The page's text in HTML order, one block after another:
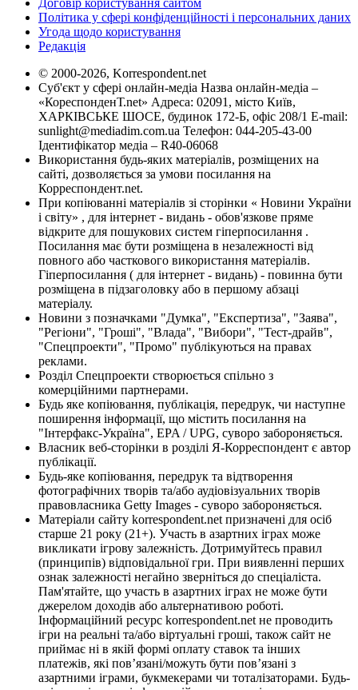
Політика у сфері конфіденційності і персональних даних
Угода щодо користування
Редакція
© 2000-2026, Korrespondent.net
Суб'єкт у сфері онлайн-медіа Назва онлайн-медіа –
«КореспонденТ.net» Адреса: 02091, місто Київ,
ХАРКІВСЬКЕ ШОСЕ, будинок 172-Б, офіс 208/1 E-mail:
sunlight@mediadim.com.ua Телефон: 044-205-43-00
Ідентифікатор медіа – R40-06068
Використання будь-яких матеріалів, розміщених на
сайті, дозволяється за умови посилання на
Корреспондент.net.
При копіюванні матеріалів зі сторінки « Новини України
і світу» , для інтернет - видань - обов'язкове пряме
відкрите для пошукових систем гіперпосилання .
Посилання має бути розміщена в незалежності від
повного або часткового використання матеріалів.
Гіперпосилання ( для інтернет - видань) - повинна бути
розміщена в підзаголовку або в першому абзаці
матеріалу.
Новини з позначками "Думка", "Експертиза", "Заява",
"Регіони", "Гроші", "Влада", "Вибори", "Тест-драйв",
"Спецпроекти", "Промо" публікуються на правах
реклами.
Розділ Спецпроекти створюється спільно з
комерційними партнерами.
Будь яке копіювання, публікація, передрук, чи наступне
поширення інформації, що містить посилання на
"Інтерфакс-Україна", EPA / UPG, суворо забороняється.
Власник веб-сторінки в розділі Я-Корреспондент є автор
публікації.
Будь-яке копіювання, передрук та відтворення
фотографічних творів та/або аудіовізуальних творів
правовласника Getty Images - суворо забороняється.
Матеріали сайту korrespondent.net призначені для осіб
старше 21 року (21+). Участь в азартних іграх може
викликати ігрову залежність. Дотримуйтесь правил
(принципів) відповідальної гри. При виявленні перших
ознак залежності негайно зверніться до спеціаліста.
Пам'ятайте, що участь в азартних іграх не може бути
джерелом доходів або альтернативою роботі.
Інформаційний ресурс korrespondent.net не проводить
ігри на реальні та/або віртуальні гроші, також сайт не
приймає ні в якій формі оплату ставок та інших
платежів, які пов’язані/можуть бути пов’язані з
азартними іграми, букмекерами чи тоталізаторами. Будь-